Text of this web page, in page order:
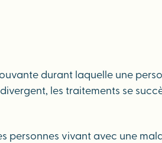
durant laquelle une
les traitements se
personnes vivant avec une